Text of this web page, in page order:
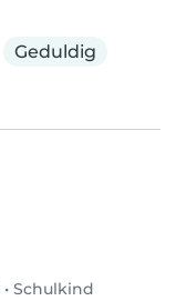
Geduldig
• Schulkind